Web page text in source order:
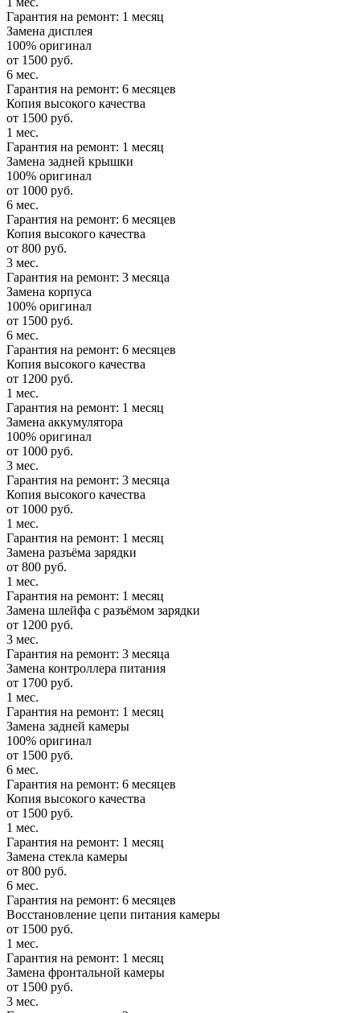
Гарантия на ремонт: 1 месяц
Замена дисплея
100% оригинал
от 1500 руб.
6 мес.
Гарантия на ремонт: 6 месяцев
Копия высокого качества
от 1500 руб.
1 мес.
Гарантия на ремонт: 1 месяц
Замена задней крышки
100% оригинал
от 1000 руб.
6 мес.
Гарантия на ремонт: 6 месяцев
Копия высокого качества
от 800 руб.
3 мес.
Гарантия на ремонт: 3 месяца
Замена корпуса
100% оригинал
от 1500 руб.
6 мес.
Гарантия на ремонт: 6 месяцев
Копия высокого качества
от 1200 руб.
1 мес.
Гарантия на ремонт: 1 месяц
Замена аккумулятора
100% оригинал
от 1000 руб.
3 мес.
Гарантия на ремонт: 3 месяца
Копия высокого качества
от 1000 руб.
1 мес.
Гарантия на ремонт: 1 месяц
Замена разъёма зарядки
от 800 руб.
1 мес.
Гарантия на ремонт: 1 месяц
Замена шлейфа с разъёмом зарядки
от 1200 руб.
3 мес.
Гарантия на ремонт: 3 месяца
Замена контроллера питания
от 1700 руб.
1 мес.
Гарантия на ремонт: 1 месяц
Замена задней камеры
100% оригинал
от 1500 руб.
6 мес.
Гарантия на ремонт: 6 месяцев
Копия высокого качества
от 1500 руб.
1 мес.
Гарантия на ремонт: 1 месяц
Замена стекла камеры
от 800 руб.
6 мес.
Гарантия на ремонт: 6 месяцев
Восстановление цепи питания камеры
от 1500 руб.
1 мес.
Гарантия на ремонт: 1 месяц
Замена фронтальной камеры
от 1500 руб.
3 мес.